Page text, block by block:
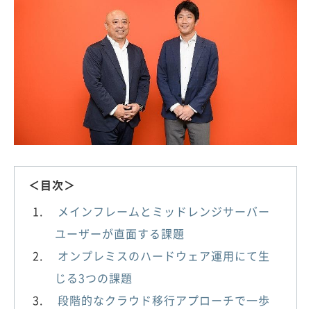
＜目次＞
メインフレームとミッドレンジサーバー
ユーザーが直面する課題
オンプレミスのハードウェア運用にて生
じる3つの課題
段階的なクラウド移行アプローチで一歩